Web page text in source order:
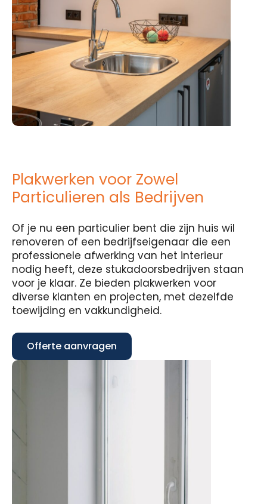
Plakwerken voor Zowel
Particulieren als Bedrijven
Of je nu een particulier bent die zijn huis wil
renoveren of een bedrijfseigenaar die een
professionele afwerking van het interieur
nodig heeft, deze stukadoorsbedrijven staan
voor je klaar. Ze bieden plakwerken voor
diverse klanten en projecten, met dezelfde
toewijding en vakkundigheid.
Offerte aanvragen